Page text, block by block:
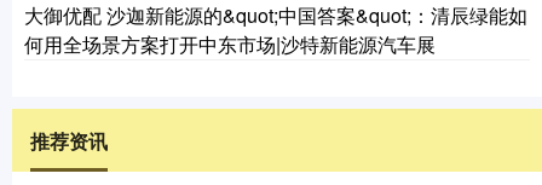
大御优配 沙迦新能源的&quot;中国答案&quot;：清辰绿能如
何用全场景方案打开中东市场|沙特新能源汽车展
推荐资讯